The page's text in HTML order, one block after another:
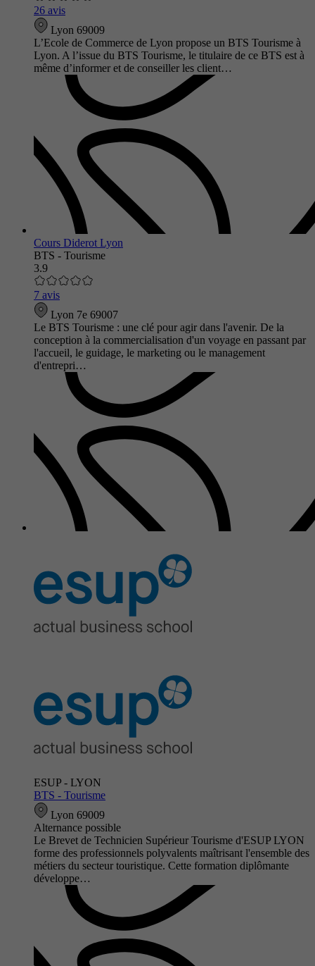
26 avis
Lyon 69009
L’Ecole de Commerce de Lyon propose un BTS Tourisme à
Lyon. A l’issue du BTS Tourisme, le titulaire de ce BTS est à
même d’informer et de conseiller les client…
Cours Diderot Lyon
BTS - Tourisme
3.9
7 avis
Lyon 7e 69007
Le BTS Tourisme : une clé pour agir dans l'avenir. De la
conception à la commercialisation d'un voyage en passant par
l'accueil, le guidage, le marketing ou le management
d'entrepri…
ESUP - LYON
BTS - Tourisme
Lyon 69009
Alternance possible
Le Brevet de Technicien Supérieur Tourisme d'ESUP LYON
forme des professionnels polyvalents maîtrisant l'ensemble des
métiers du secteur touristique. Cette formation diplômante
développe…